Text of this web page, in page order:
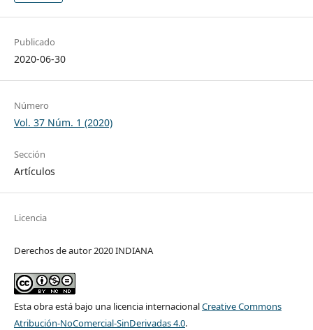
Publicado
2020-06-30
Número
Vol. 37 Núm. 1 (2020)
Sección
Artículos
Licencia
Derechos de autor 2020 INDIANA
Esta obra está bajo una licencia internacionalCreative Commons
Atribución-NoComercial-SinDerivadas 4.0.